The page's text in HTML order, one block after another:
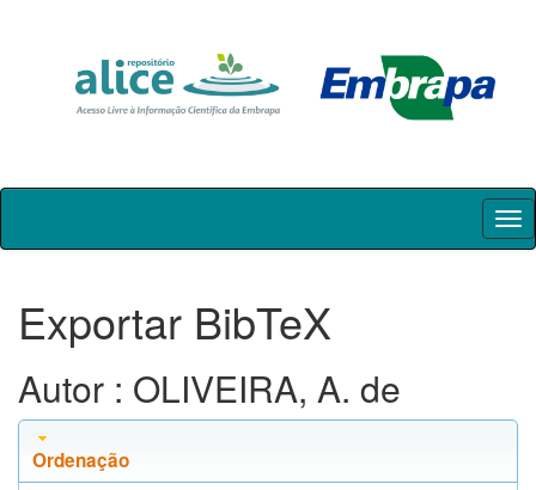
Skip
Exportar BibTeX
Autor : OLIVEIRA, A. de
Ordenação